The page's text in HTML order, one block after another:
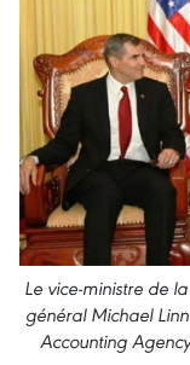
Le vice-ministre de
général Michael
Accounting